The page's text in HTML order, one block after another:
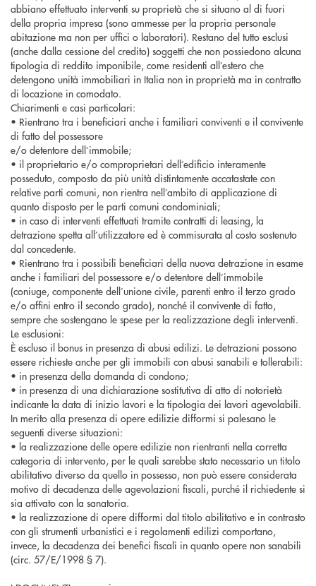
abbiano effettuato interventi su proprietà che si situano al di fuori
della propria impresa (sono ammesse per la propria personale
abitazione ma non per uffici o laboratori). Restano del tutto esclusi
(anche dalla cessione del credito) soggetti che non possiedono alcuna
tipologia di reddito imponibile, come residenti all’estero che
detengono unità immobiliari in Italia non in proprietà ma in contratto
di locazione in comodato.
Chiarimenti e casi particolari:
• Rientrano tra i beneficiari anche i familiari conviventi e il convivente
di fatto del possessore
e/o detentore dell’immobile;
• il proprietario e/o comproprietari dell’edificio interamente
posseduto, composto da più unità distintamente accatastate con
relative parti comuni, non rientra nell’ambito di applicazione di
quanto disposto per le parti comuni condominiali;
• in caso di interventi effettuati tramite contratti di leasing, la
detrazione spetta all’utilizzatore ed è commisurata al costo sostenuto
dal concedente.
• Rientrano tra i possibili beneficiari della nuova detrazione in esame
anche i familiari del possessore e/o detentore dell’immobile
(coniuge, componente dell’unione civile, parenti entro il terzo grado
e/o affini entro il secondo grado), nonché il convivente di fatto,
sempre che sostengano le spese per la realizzazione degli interventi.
Le esclusioni:
È escluso il bonus in presenza di abusi edilizi. Le detrazioni possono
essere richieste anche per gli immobili con abusi sanabili e tollerabili:
• in presenza della domanda di condono;
• in presenza di una dichiarazione sostitutiva di atto di notorietà
indicante la data di inizio lavori e la tipologia dei lavori agevolabili.
In merito alla presenza di opere edilizie difformi si palesano le
seguenti diverse situazioni:
• la realizzazione delle opere edilizie non rientranti nella corretta
categoria di intervento, per le quali sarebbe stato necessario un titolo
abilitativo diverso da quello in possesso, non può essere considerata
motivo di decadenza delle agevolazioni fiscali, purché il richiedente si
sia attivato con la sanatoria.
• la realizzazione di opere difformi dal titolo abilitativo e in contrasto
con gli strumenti urbanistici e i regolamenti edilizi comportano,
invece, la decadenza dei benefici fiscali in quanto opere non sanabili
(circ. 57/E/1998 § 7).